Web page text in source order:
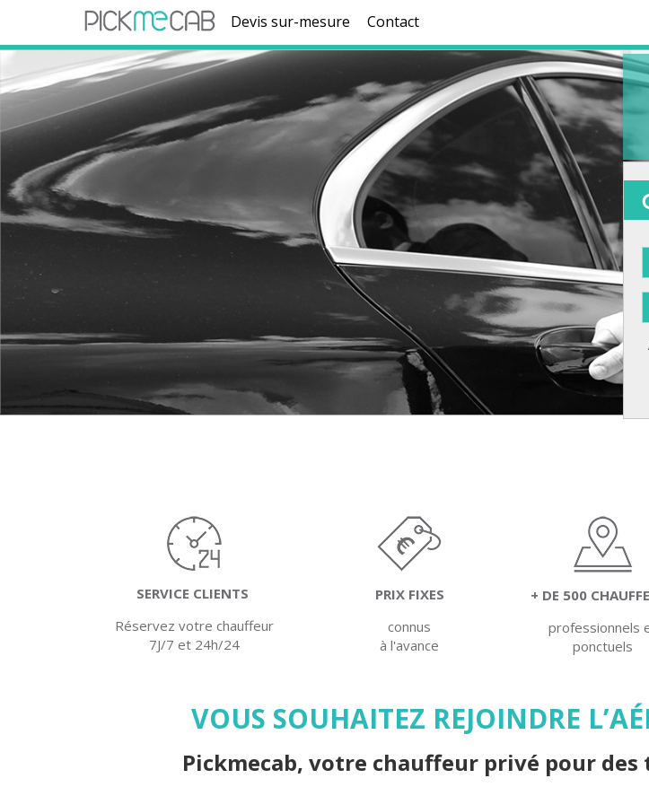
Devis sur-mesure Contact
SERVICE CLIENTS
Réservez votre chauffeur
7J/7 et 24h/24
PRIX FIXES
connus
à l'avance
+ DE 500
professionnels
ponctuels
VOUS SOUHAITEZ REJOINDRE
Pickmecab, votre chauffeur privé pour